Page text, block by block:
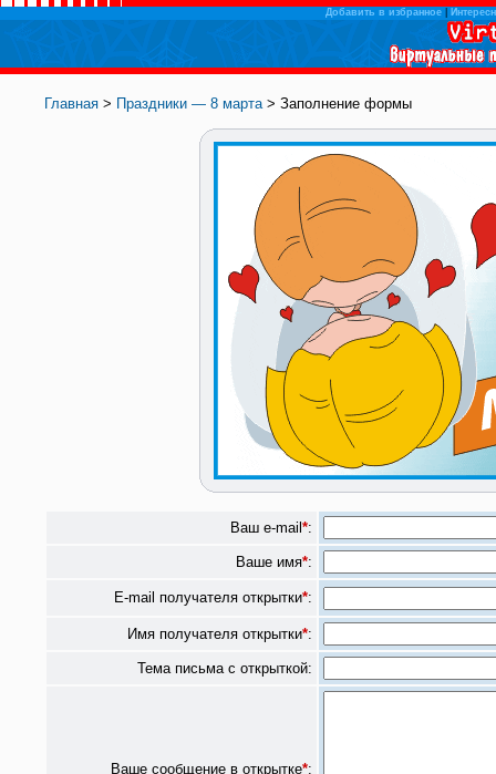
Добавить в избранное|
Главная > Праздники — 8 марта> Заполнение формы
Ваш e-mail *:
Ваше имя*:
E-mail получателя открытки*:
Имя получателя открытки*:
Тема письма с открыткой:
Ваше сообщение в открытке*: